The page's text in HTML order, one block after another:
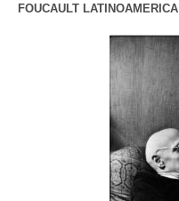
FOUCAULT LATINOAMERICA